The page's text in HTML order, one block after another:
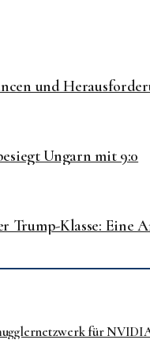
und
Ungarn mit 9:0
Trump-Klasse: Eine
für